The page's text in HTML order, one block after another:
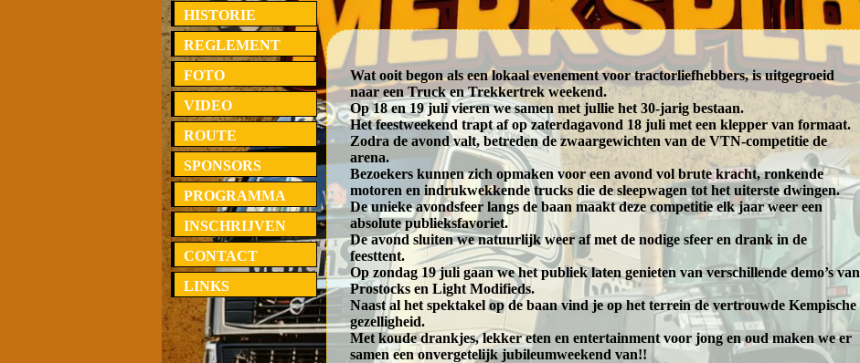
HISTORIE
REGLEMENT
FOTO
VIDEO
ROUTE
SPONSORS
PROGRAMMA
INSCHRIJVEN
CONTACT
LINKS
Wat ooit begon als een lokaal evenement voor tractorliefhebbers, is uitgegroeid
naar een Truck en Trekkertrek weekend.
Op 18 en 19 juli vieren we samen met jullie het 30-jarig bestaan.
Het feestweekend trapt af op zaterdagavond 18 juli met een klepper van formaat.
Zodra de avond valt, betreden de zwaargewichten van de VTN-competitie de
arena.
Bezoekers kunnen zich opmaken voor een avond vol brute kracht, ronkende
motoren en indrukwekkende trucks die de sleepwagen tot het uiterste dwingen.
De unieke avondsfeer langs de baan maakt deze competitie elk jaar weer een
absolute publieksfavoriet.
De avond sluiten we natuurlijk weer af met de nodige sfeer en drank in de
feesttent.
Op zondag 19 juli gaan we het publiek laten genieten van verschillende demo’s van
Prostocks en Light Modifieds.
Naast al het spektakel op de baan vind je op het terrein de vertrouwde Kempische
gezelligheid.
Met koude drankjes, lekker eten en entertainment voor jong en oud maken we er
samen een onvergetelijk jubileumweekend van!!